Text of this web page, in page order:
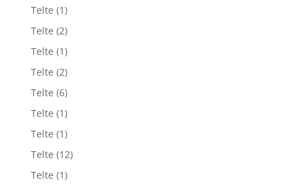
Telte (1)
Telte (2)
Telte (1)
Telte (2)
Telte (6)
Telte (1)
Telte (1)
Telte (12)
Telte (1)